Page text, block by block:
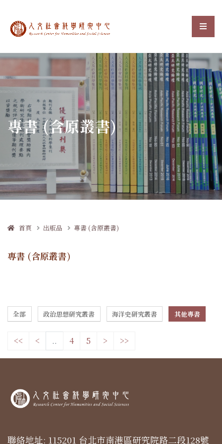
中央研究院人文社會科選
:::
專書 (含原叢書)
首頁 出版品 專書 (含原叢書)
專書 (含原叢書)
全部 政治思想研究叢書 海洋史研究叢書 其他專書
<< < .. 4 5 > >>
聯絡地址: 115201 台北市南港區研究院路二段128號